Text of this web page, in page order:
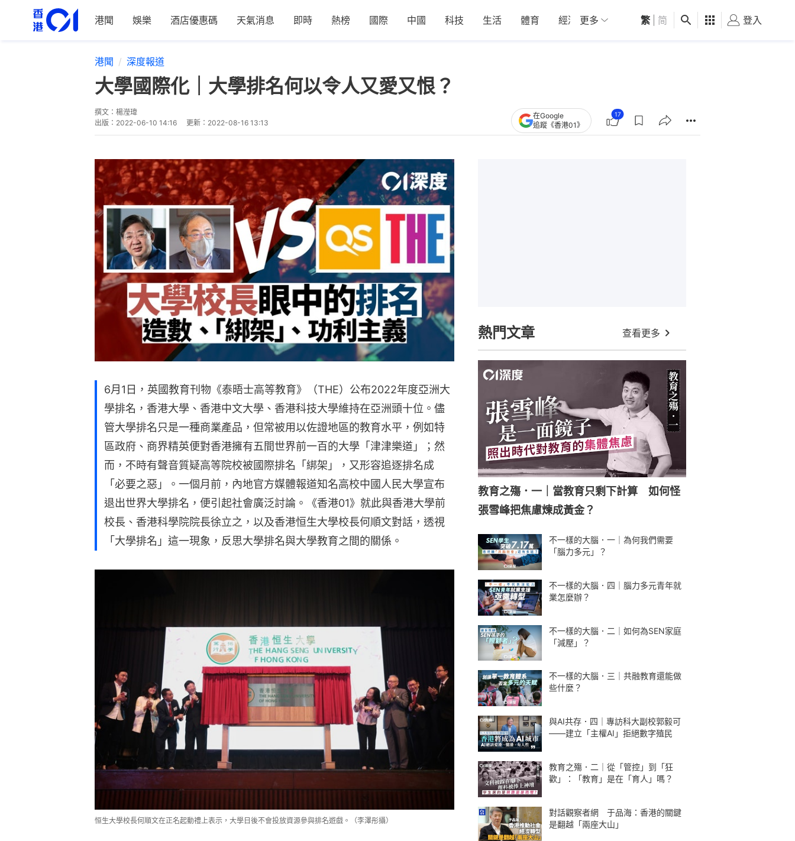
港聞 娛樂 酒店優惠碼 天氣消息 即時 熱榜 國際 中國 科技 生活 體育 經濟 01深圳 觀點 健康 好食玩飛
更多 繁 简 登入
港聞 深度報道
大學國際化｜大學排名何以令人又愛又恨？
撰文： 楊瀅瑋
出版： 2022-06-10 14:16 更新： 2022-08-16 13:13
在Google
追蹤《香港01》
17
6月1日，英國教育刊物《泰晤士高等教育》（THE）公布2022年度亞洲大
學排名，香港大學、香港中文大學、香港科技大學維持在亞洲頭十位。儘
管大學排名只是一種商業產品，但常被用以佐證地區的教育水平，例如特
區政府、商界精英便對香港擁有五間世界前一百的大學「津津樂道」；然
而，不時有聲音質疑高等院校被國際排名「綁架」，又形容追逐排名成
「必要之惡」。一個月前，內地官方媒體報道知名高校中國人民大學宣布
退出世界大學排名，便引起社會廣泛討論。《香港01》就此與香港大學前
校長、香港科學院院長徐立之，以及香港恒生大學校長何順文對話，透視
「大學排名」這一現象，反思大學排名與大學教育之間的關係。
恒生大學校長何順文在正名起動禮上表示，大學日後不會投放資源參與排名遊戲。（李澤彤攝）
熱門文章 查看更多
教育之殤．一｜當教育只剩下計算 如何怪
張雪峰把焦慮煉成黃金？
不一樣的大腦．一｜為何我們需要
「腦力多元」？
不一樣的大腦．四｜腦力多元青年就
業怎麼辦？
不一樣的大腦．二｜如何為SEN家庭
「減壓」？
不一樣的大腦．三｜共融教育還能做
些什麼？
與AI共存．四｜專訪科大副校郭毅可
——建立「主權AI」拒絕數字殖民
教育之殤．二｜從「管控」到「狂
歡」：「教育」是在「育人」嗎？
對話觀察者網 于品海：香港的關鍵
是翻越「兩座大山」